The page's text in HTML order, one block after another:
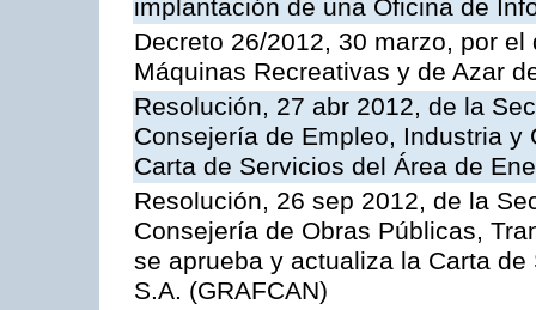
implantación de una Oficina de
Decreto 26/2012, 30 marzo, por
Máquinas Recreativas y de Azar
Resolución, 27 abr 2012, de la
Consejería de Empleo, Industria
Carta de Servicios del Área de
Resolución, 26 sep 2012, de la
Consejería de Obras Públicas,
se aprueba y actualiza la Carta
S.A. (GRAFCAN)